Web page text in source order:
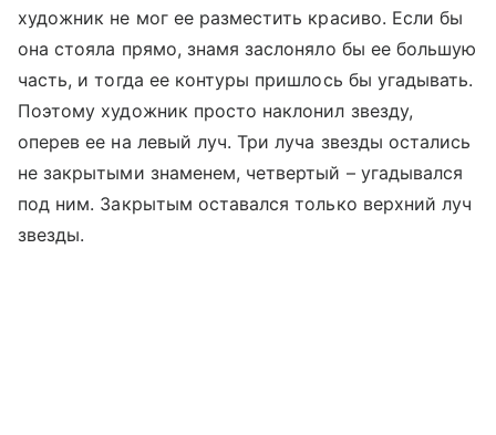
художник не мог ее разместить красиво. Если бы
она стояла прямо, знамя заслоняло бы ее большую
часть, и тогда ее контуры пришлось бы угадывать.
Поэтому художник просто наклонил звезду,
оперев ее на левый луч. Три луча звезды остались
не закрытыми знаменем, четвертый – угадывался
под ним. Закрытым оставался только верхний луч
звезды.